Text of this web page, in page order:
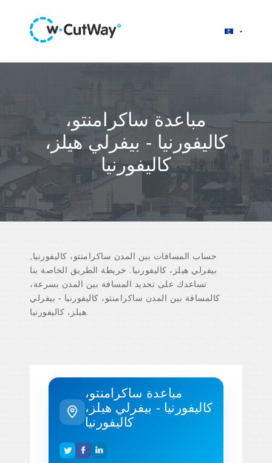
مباعدة ساكرامنتو،
كاليفورنيا - بيفرلي هيلز،
كاليفورنيا
حساب المسافات بين المدن ساكرامنتو، كاليفورنيا,
بيفرلي هيلز، كاليفورنيا. خريطة الطريق الخاصة بنا
تساعدك على تحديد المسافة بين المدن بسرعة،
كالمسافة بين المدن ساكرامنتو، كاليفورنيا - بيفرلي
مباعدة ساكرامنتو،
كاليفورنيا - بيفرلي هيلز،
كاليفورنيا